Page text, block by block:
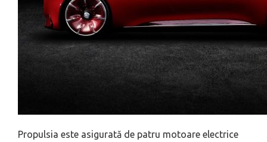
Propulsia este asigurată de patru motoare electrice